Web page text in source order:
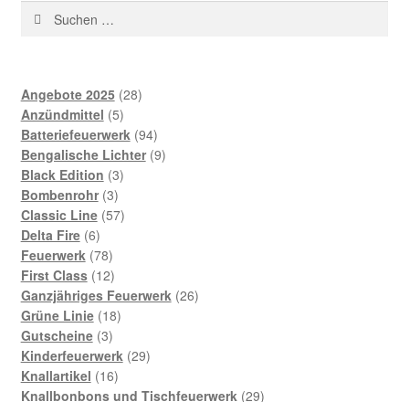
Suchen
Angebote 2025 2828
Anzündmittel 55
Produkte
Batteriefeuerwerk 9494
Produkte
Bengalische Lichter 99
Black Edition 33
Bombenrohr 33
Produkte
Classic Line 5757
Delta Fire 66
Produkte
Feuerwerk 7878
Produkte
First Class 1212
Produkte
Ganzjähriges Feuerwerk 2626
Grüne Linie 1818
Gutscheine 33
Produkte
Kinderfeuerwerk 2929
Knallartikel 1616
Produkte
Knallbonbons und Tischfeuerwerk 2929